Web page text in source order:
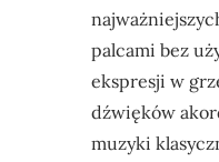
palcami bez
ekspresji w
dźwięków
muzyki